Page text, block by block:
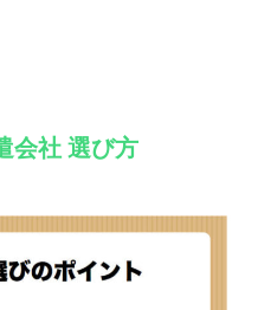
会社 選び方